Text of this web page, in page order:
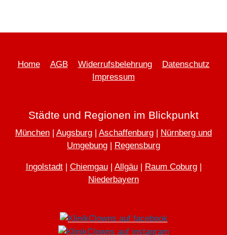
Home AGB Widerrufsbelehrung
Datenschutz
Impressum
Städte und Regionen im Blickpunkt
München | Augsburg | Aschaffenburg | Nürnberg und
Umgebung | Regensburg
Ingolstadt| Chiemgau| Allgäu| Raum Coburg|
Niederbayern